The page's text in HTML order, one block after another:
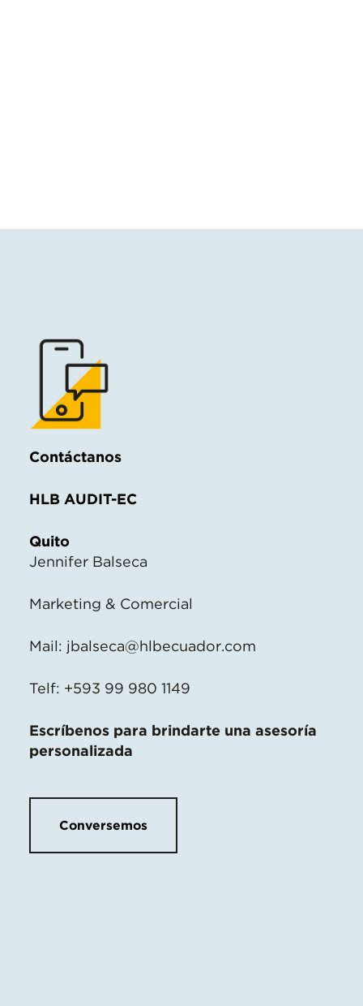
Contáctanos
HLB AUDIT-EC
Quito
Jennifer Balseca
Marketing & Comercial
Mail: jbalseca@hlbecuador.com
Telf: +593 99 980 1149
Escríbenos para brindarte una asesoría
personalizada
Conversemos